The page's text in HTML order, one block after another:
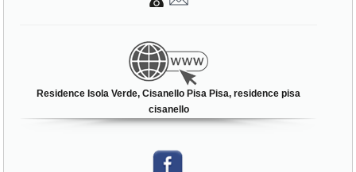
Residence Isola Verde, Cisanello Pisa Pisa, residence pisa
cisanello